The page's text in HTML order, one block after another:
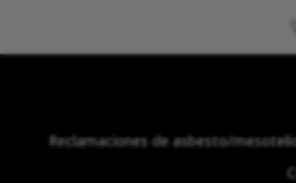
Reclamaciones de asbesto/